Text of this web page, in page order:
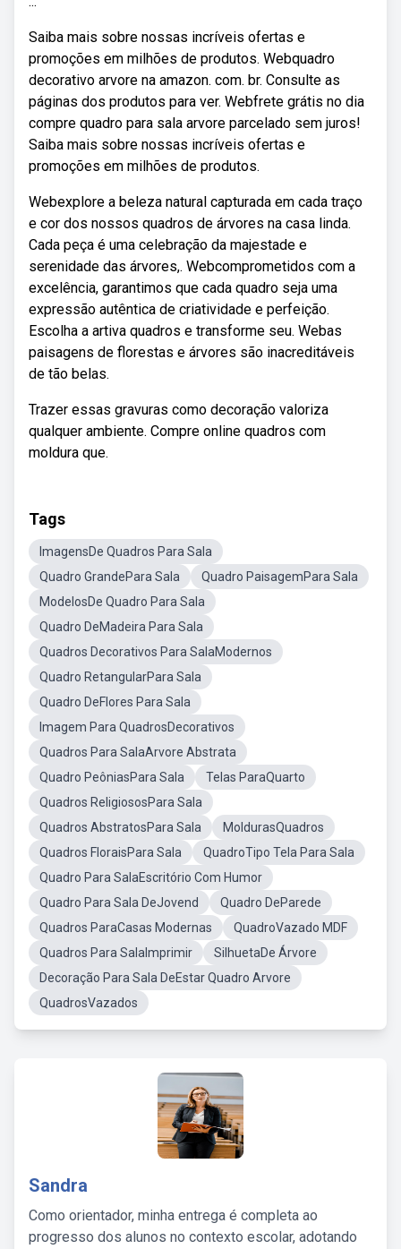
Saiba mais sobre nossas incríveis ofertas e
promoções em milhões de produtos. Webquadro
decorativo arvore na amazon. com. br. Consulte as
páginas dos produtos para ver. Webfrete grátis no dia
compre quadro para sala arvore parcelado sem juros!
Saiba mais sobre nossas incríveis ofertas e
promoções em milhões de produtos.
Webexplore a beleza natural capturada em cada traço
e cor dos nossos quadros de árvores na casa linda.
Cada peça é uma celebração da majestade e
serenidade das árvores,. Webcomprometidos com a
excelência, garantimos que cada quadro seja uma
expressão autêntica de criatividade e perfeição.
Escolha a artiva quadros e transforme seu. Webas
paisagens de florestas e árvores são inacreditáveis
de tão belas.
Trazer essas gravuras como decoração valoriza
qualquer ambiente. Compre online quadros com
moldura que.
Tags
ImagensDe Quadros Para Sala
Quadro GrandePara Sala
Quadro PaisagemPara Sala
ModelosDe Quadro Para Sala
Quadro DeMadeira Para Sala
Quadros Decorativos Para SalaModernos
Quadro RetangularPara Sala
Quadro DeFlores Para Sala
Imagem Para QuadrosDecorativos
Quadros Para SalaArvore Abstrata
Quadro PeôniasPara Sala
Telas ParaQuarto
Quadros ReligiososPara Sala
Quadros AbstratosPara Sala
MoldurasQuadros
Quadros FloraisPara Sala
QuadroTipo Tela Para Sala
Quadro Para SalaEscritório Com Humor
Quadro Para Sala DeJovend
Quadro DeParede
Quadros ParaCasas Modernas
QuadroVazado MDF
Quadros Para SalaImprimir
SilhuetaDe Árvore
Decoração Para Sala DeEstar Quadro Arvore
QuadrosVazados
Sandra
Como orientador, minha entrega é completa ao
progresso dos alunos no contexto escolar, adotando